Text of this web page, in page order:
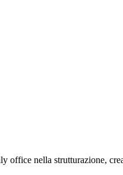
nella strutturazione,